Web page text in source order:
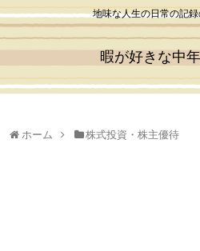
地味な人生の日常の記
暇が好きな中
ホーム 株式投資・株主優待